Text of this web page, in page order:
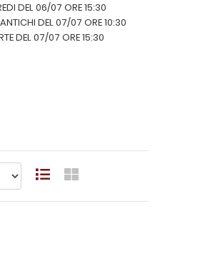
DEL 06/07 ORE 15:30
DEL 07/07 ORE 10:30
DEL 07/07 ORE 15:30